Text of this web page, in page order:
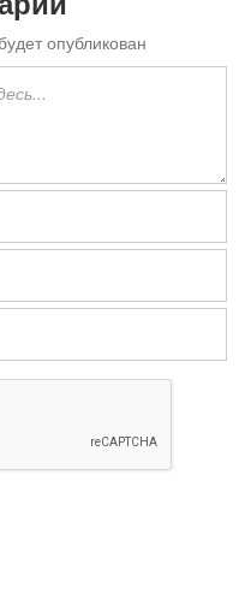
опубликован